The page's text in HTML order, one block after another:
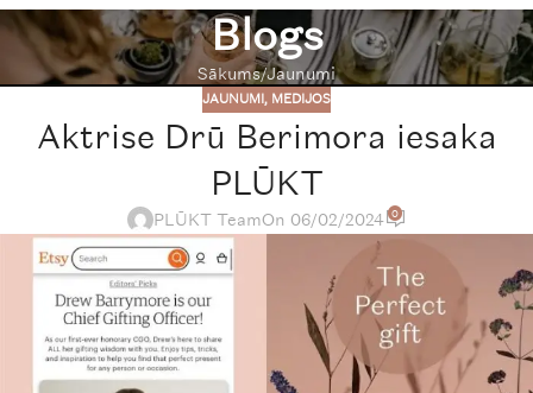
Blogs
Sākums Jaunumi
JAUNUMI, MEDIJOS
Aktrise Drū Berimora iesaka
PLŪKT
PLŪKT TeamOn 06/02/2024 0